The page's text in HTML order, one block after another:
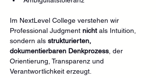
Im NextLevel College verstehen wir
Professional Judgment nicht als Intuition,
sondern als strukturierten,
dokumentierbaren Denkprozess , der
Orientierung, Transparenz und
Verantwortlichkeit erzeugt.